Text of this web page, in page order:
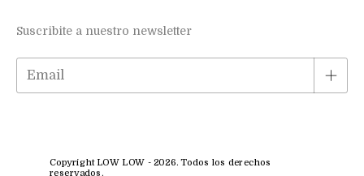
Suscribite a nuestro newsletter
Copyright LOW LOW - 2026. Todos los derechos
reservados.